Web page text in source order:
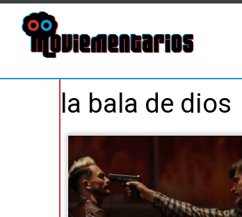
la bala de dios